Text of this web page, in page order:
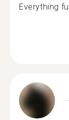
Everything